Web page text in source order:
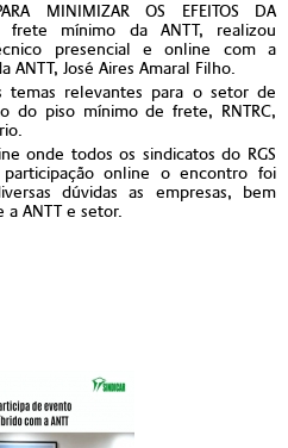
MINIMIZAR OS EFEITOS DA
frete mínimo da ANTT, realizou
presencial e online com a
José Aires Amaral Filho.
temas relevantes para o setor de
do piso mínimo de frete, RNTRC,
onde todos os sindicatos do RGS
online o encontro foi
dúvidas as empresas, bem
ANTT e setor.